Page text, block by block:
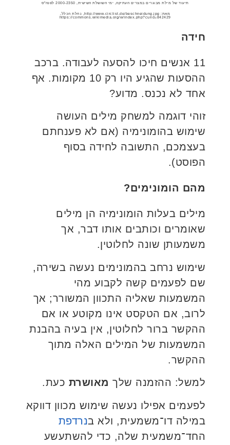
תיעוד של מילת מבוגרים במצרים העתיקה, ימי השושלת השישית, 2000-2350 לפנה"ס
מאת: http://www.circlist.de/beschneidung.jpg, נחלת הכלל,
https://commons.wikimedia.org/w/index.php?curid=842429
חידה
11 אנשים חיכו להסעה לעבודה. ברכב
ההסעות שהגיע היו רק 10 מקומות. אף
אחד לא נכנס. מדוע?
זוהי דוגמה למשחק מילים העושה
שימוש בהומונימיה (אם לא פענחתם
בעצמכם, התשובה לחידה בסוף
הפוסט).
מהם הומונימים?
מילים בעלות הומונימיה הן מילים
שאומרים וכותבים אותו דבר, אך
משמעותן שונה לחלוטין.
שימוש נרחב בהמונימים נעשה בשירה,
שם לפעמים קשה לקבוע מהי
המשמעות שאליה התכוון המשורר; אך
לרוב, אם הטקסט אינו מקוטע או אם
ההקשר ברור לחלוטין, אין בעיה בהבנת
המשמעות של המילים האלה מתוך
ההקשר.
למשל: ההזמנה שלך מאושרת כעת.
לפעמים אפילו נעשה שימוש מכוון דווקא
במילה דו־משמעית, ולא בנרדפת
החד־משמעית שלה, כדי להשתעשע